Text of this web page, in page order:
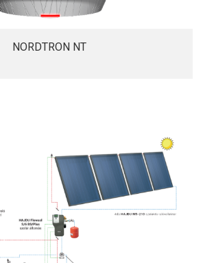
NORDTRON NT